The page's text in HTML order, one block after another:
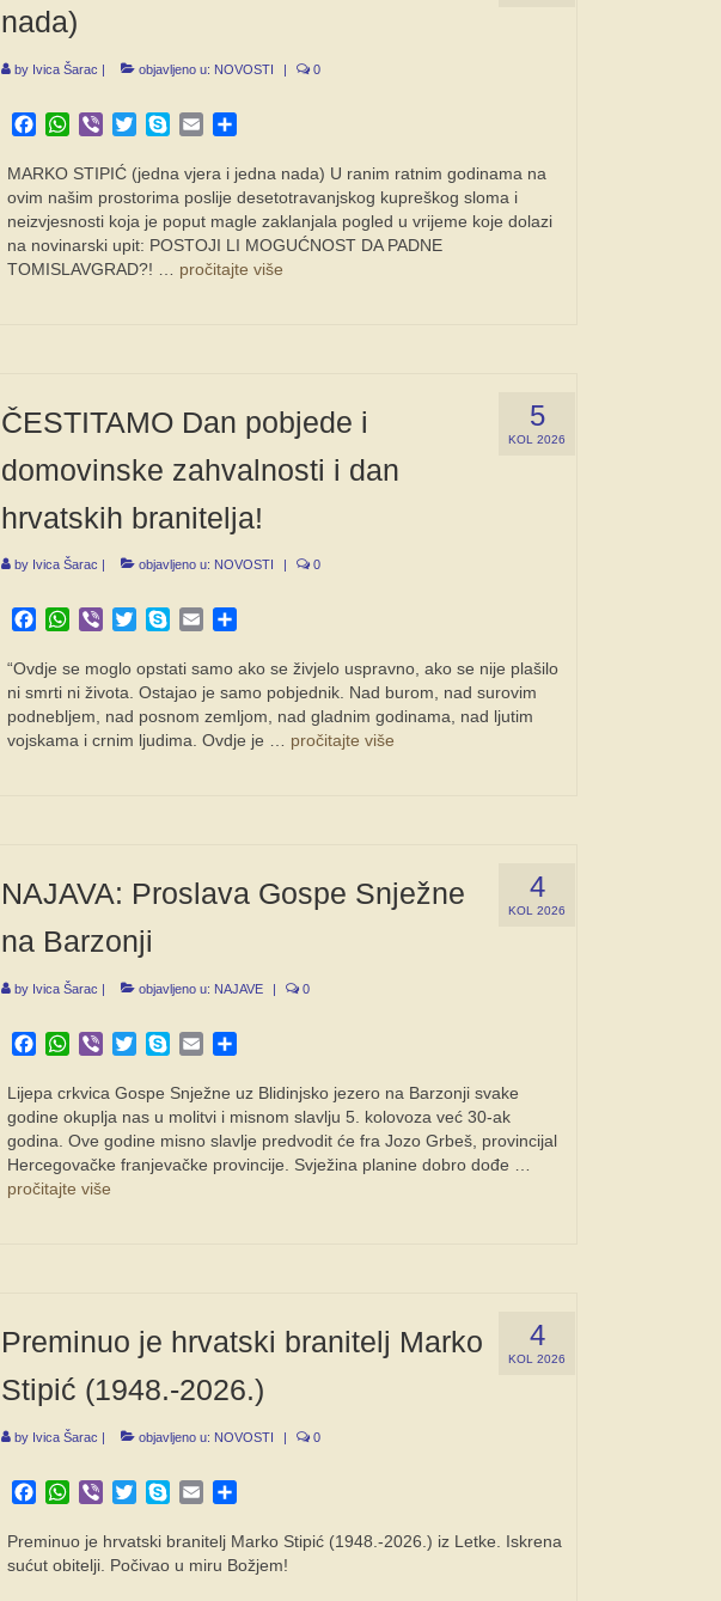
nada)
by Ivica Šarac | objavljeno u: NOVOSTI | 0
Facebook
WhatsApp
Viber TwitterSkypeEmail
MARKO STIPIĆ (jedna vjera i jedna nada) U ranim ratnim godinama na
ovim našim prostorima poslije desetotravanjskog kupreškog sloma i
neizvjesnosti koja je poput magle zaklanjala pogled u vrijeme koje dolazi
na novinarski upit: POSTOJI LI MOGUĆNOST DA PADNE
TOMISLAVGRAD?! … pročitajte više
5
KOL 2026
ČESTITAMO Dan pobjede i
domovinske zahvalnosti i dan
hrvatskih branitelja!
by Ivica Šarac objavljeno u: NOVOSTI 0
Facebook
WhatsApp
Viber TwitterSkypeEmail
“Ovdje se moglo opstati samo ako se živjelo uspravno, ako se nije plašilo
ni smrti ni života. Ostajao je samo pobjednik. Nad burom, nad surovim
podnebljem, nad posnom zemljom, nad gladnim godinama, nad ljutim
vojskama i crnim ljudima. Ovdje je … pročitajte više
4
KOL 2026
NAJAVA: Proslava Gospe Snježne
na Barzonji
by Ivica Šarac | objavljeno u: NAJAVE | 0
Facebook
WhatsApp
Viber TwitterSkypeEmail
Lijepa crkvica Gospe Snježne uz Blidinjsko jezero na Barzonji svake
godine okuplja nas u molitvi i misnom slavlju 5. kolovoza već 30-ak
godina. Ove godine misno slavlje predvodit će fra Jozo Grbeš, provincijal
Hercegovačke franjevačke provincije. Svježina planine dobro dođe …
pročitajte više
4
KOL 2026
Preminuo je hrvatski branitelj Marko
Stipić (1948.-2026.)
by Ivica Šarac | objavljeno u: NOVOSTI | 0
Facebook
WhatsApp
Viber TwitterSkypeEmail
Preminuo je hrvatski branitelj Marko Stipić (1948.-2026.) iz Letke. Iskrena
sućut obitelji. Počivao u miru Božjem!